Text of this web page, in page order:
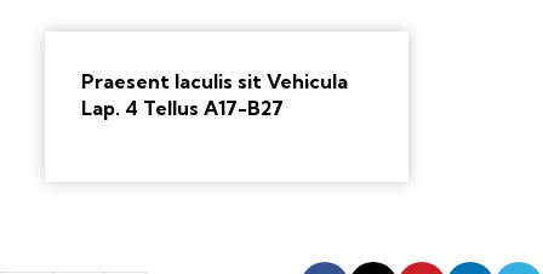
Praesent Iaculis sit Vehicula
Lap. 4 Tellus A17-B27